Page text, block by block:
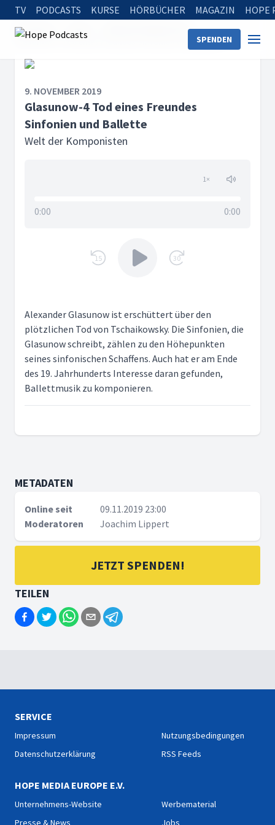
TV PODCASTS KURSE HÖRBÜCHER MAGAZIN HOPE
SPENDEN
Startseite
Welt der Komponisten
Glasunow-4 Tod eines Freundes Sinfonien und Ballette
9. NOVEMBER 2019
Glasunow-4 Tod eines Freundes
Sinfonien und Ballette
Welt der Komponisten
1×
0:00 0:00
15 30
Alexander Glasunow ist erschüttert über den
plötzlichen Tod von Tschaikowsky. Die Sinfonien, die
Glasunow schreibt, zählen zu den Höhepunkten
seines sinfonischen Schaffens. Auch hat er am Ende
des 19. Jahrhunderts Interesse daran gefunden,
Ballettmusik zu komponieren.
METADATEN
Online seit
09.11.2019 23:00
Moderatoren
Joachim Lippert
JETZT SPENDEN!
TEILEN
SERVICE
Impressum
Datenschutzerklärung
Nutzungsbedingungen
RSS Feeds
HOPE MEDIA EUROPE E.V.
Unternehmens-Website
Presse & News
Werbematerial
Jobs